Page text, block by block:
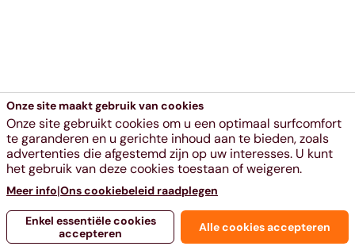
Onze site maakt gebruik van cookies
Onze site gebruikt cookies om u een optimaal surfcomfort
te garanderen en u gerichte inhoud aan te bieden, zoals
advertenties die afgestemd zijn op uw interesses. U kunt
het gebruik van deze cookies toestaan of weigeren.
Alle cookies accepteren
Enkel essentiële cookies
accepteren
Meer info|Ons cookiebeleid raadplegen